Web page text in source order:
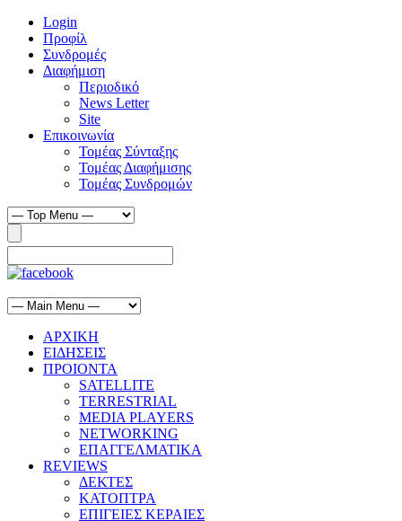
Login
Προφίλ
Συνδρομές
Διαφήμιση
Περιοδικό
News Letter
Site
Επικοινωνία
Τομέας Σύνταξης
Τομέας Διαφήμισης
Τομέας Συνδρομών
ΑΡΧΙΚΗ
ΕΙΔΗΣΕΙΣ
ΠΡΟΙΟΝΤΑ
SATELLITE
TERRESTRIAL
MEDIA PLAYERS
NETWORKING
ΕΠΑΓΓΕΛΜΑΤΙΚΑ
REVIEWS
ΔΕΚΤΕΣ
ΚΑΤΟΠΤΡΑ
ΕΠΙΓΕΙΕΣ ΚΕΡΑΙΕΣ